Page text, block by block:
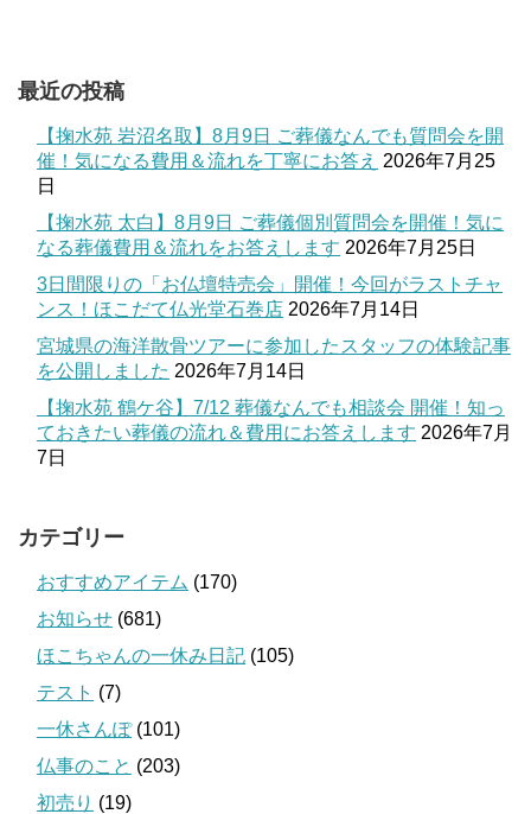
最近の投稿
【掬水苑 岩沼名取】8月9日 ご葬儀なんでも質問会を開
催！気になる費用＆流れを丁寧にお答え 2026年7月25
日
【掬水苑 太白】8月9日 ご葬儀個別質問会を開催！気に
なる葬儀費用＆流れをお答えします 2026年7月25日
3日間限りの「お仏壇特売会」開催！今回がラストチャ
ンス！ほこだて仏光堂石巻店 2026年7月14日
宮城県の海洋散骨ツアーに参加したスタッフの体験記事
を公開しました 2026年7月14日
【掬水苑 鶴ケ谷】7/12 葬儀なんでも相談会 開催！知っ
ておきたい葬儀の流れ＆費用にお答えします 2026年7月
7日
カテゴリー
おすすめアイテム (170)
お知らせ (681)
ほこちゃんの一休み日記 (105)
テスト (7)
一休さんぽ(101)
仏事のこと (203)
初売り (19)